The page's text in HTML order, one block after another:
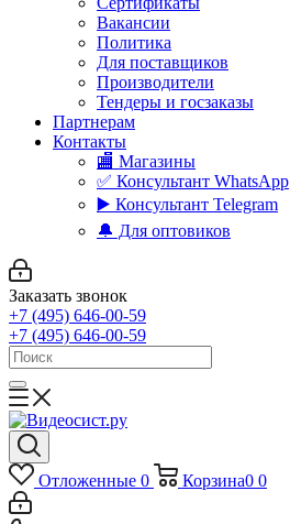
Вакансии
Политика
Для поставщиков
Производители
Тендеры и госзаказы
Партнерам
Контакты
🏬 Магазины
✅️ Консультант WhatsApp
▶️ Консультант Telegram
🔔 Для оптовиков
Заказать звонок
+7 (495) 646-00-59
+7 (495) 646-00-59
Отложенные 0 Корзина0 0